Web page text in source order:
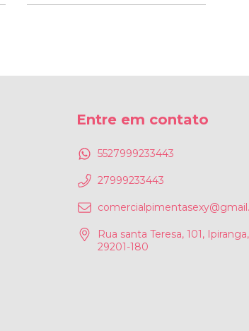
Entre em contato
5527999233443
27999233443
Rua santa Teresa, 101,
29201-180